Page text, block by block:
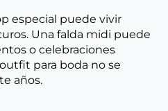
especial puede vivir
Una falda midi puede
o celebraciones
para boda no se
años.